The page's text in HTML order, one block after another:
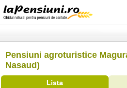
Pensiuni agroturistice
Nasaud)
Lista